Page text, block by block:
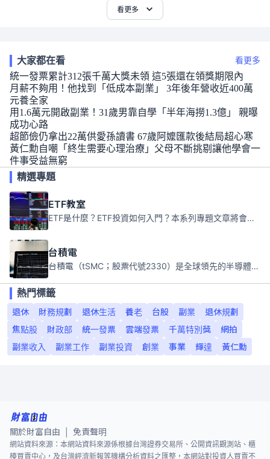
看更多
大家都在看 看更多
統一發票累計312張千萬大獎未領 這5張還在領獎期限內
月薪不夠用！他找到「低成本副業」 3年後年營收近400萬
元養全家
用1.6萬元開啟副業！31歲男靠自學「半年海撈1.3億」 親曝
成功心路
超節儉仍拿出22萬供愛孫讀書 67歲阿嬤匯款後結局超心寒
黃仁勳自嘲「終生需要心理治療」父母不斷挑剔讓他學會一
件事受益無窮
精選專題
ETF教室
ETF是什麼？ETF投資如何入門？本系列專題文章將會告訴你新手必須知道的ETF基礎知識。
台積電
台積電（tSMC；股票代號2330）是全球領先的半導體代工公司，成立於1987年，總部位於台灣新竹。且已於美國、日本、德國及中國設廠，台積電是全球首家專業積體電路製造服務公司，也是全球最先進和最大規模的半導體代工廠。
熱門標籤
退休
財務規劃 退休生活 養老 台股 副業
退休規劃
焦點股
財政部 統一發票 雲端發票 千萬特別獎
網拍
副業收入
副業工作 副業投資 創業 事業 輝達 黃仁勳
關於財富自由 免責聲明
網站資料來源：本網站資料來源係根據台灣證券交易所、公開資訊觀測站、櫃
檯買賣中心，及台灣經濟新報等機構分析資料之匯整，本網站對投資人買賣不